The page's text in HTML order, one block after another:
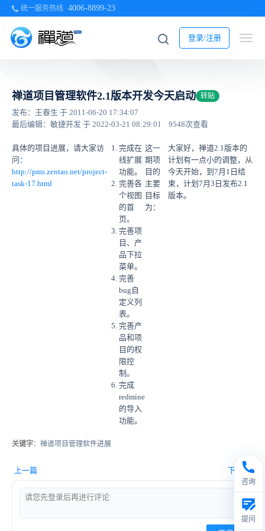
统一服务热线 4006-8899-23
登录/注册
禅道项目管理软件2.1版本开发今天启动 转贴
发布：王春生 于 2011-06-20 17:34:07
最后编辑：敏捷开发 于 2022-03-21 08:29:01
9548次查看
大家好，禅道2.1版本的
计划有一点小的调整，从
今天开始，到7月1日结
束，计划7月3日发布2.1
版本。
这一
期项
目的
主要
目标
为：
完成在
线扩展
功能。
完善各
个视图
的首
页。
完善项
目、产
品下拉
菜单。
完善
bug自
定义列
表。
完善产
品和项
目的权
限控
制。
完成
redmine
的导入
功能。
具体的项目进展，请大家访
问：
http://pms.zentao.net/project-
task-17.html
关键字：禅道项目管理软件进展
上一篇 下一篇
咨询
提问